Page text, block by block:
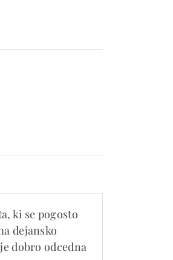
ki se pogosto
dejansko
dobro odcedna